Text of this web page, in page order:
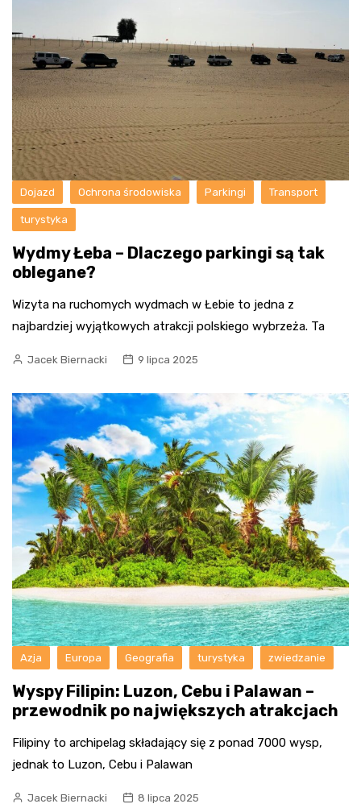
Dojazd Ochrona środowiska Parkingi Transport
turystyka
Wydmy Łeba – Dlaczego parkingi są tak
oblegane?
Wizyta na ruchomych wydmach w Łebie to jedna z
najbardziej wyjątkowych atrakcji polskiego wybrzeża. Ta
Jacek Biernacki 9 lipca 2025
Azja Europa Geografia turystyka zwiedzanie
Wyspy Filipin: Luzon, Cebu i Palawan –
przewodnik po największych atrakcjach
Filipiny to archipelag składający się z ponad 7000 wysp,
jednak to Luzon, Cebu i Palawan
Jacek Biernacki 8 lipca 2025